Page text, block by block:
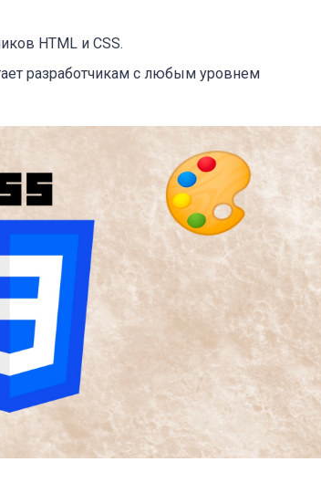
HTML и CSS.
разработчикам с любым уровнем